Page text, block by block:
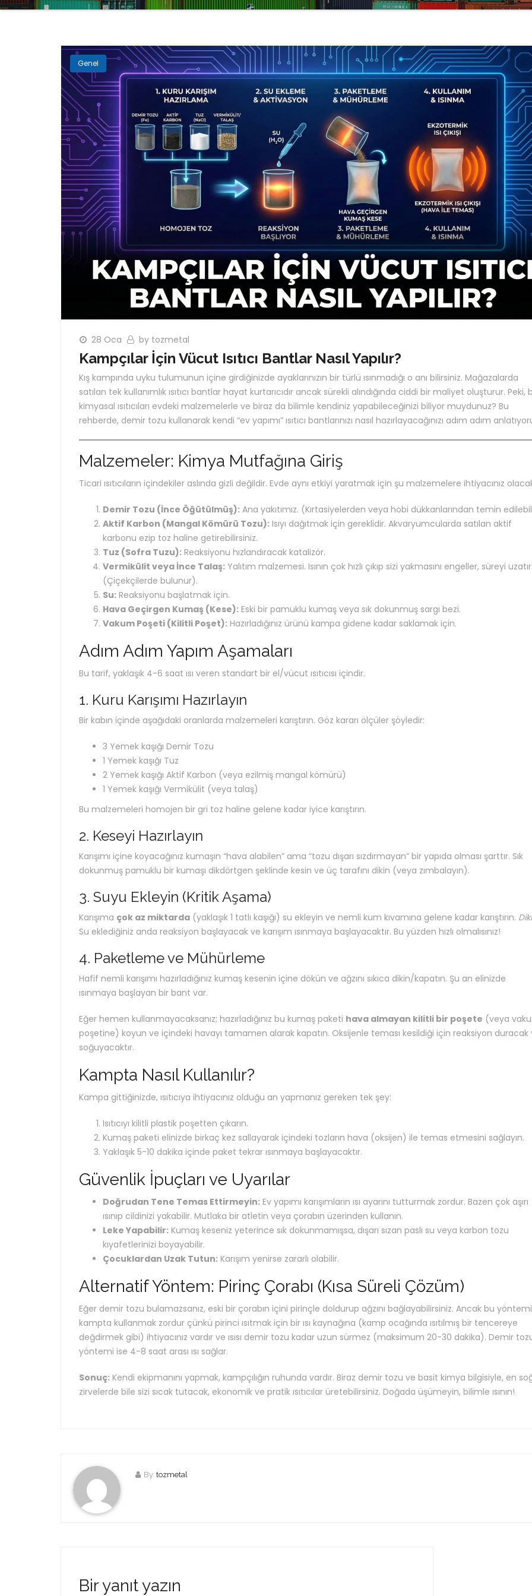
Genel
28 Oca by tozmetal
Kampçılar İçin Vücut Isıtıcı Bantlar Nasıl Yapılır?
Kış kampında uyku tulumunun içine girdiğinizde ayaklarınızın bir türlü ısınmadığı o anı bilirsiniz. Mağazalarda
satılan tek kullanımlık ısıtıcı bantlar hayat kurtarıcıdır ancak sürekli alındığında ciddi bir maliyet oluşturur. Peki,
kimyasal ısıtıcıları evdeki malzemelerle ve biraz da bilimle kendiniz yapabileceğinizi biliyor muydunuz? Bu
rehberde, demir tozu kullanarak kendi “ev yapımı” ısıtıcı bantlarınızı nasıl hazırlayacağınızı adım adım
Malzemeler: Kimya Mutfağına Giriş
Ticari ısıtıcıların içindekiler aslında gizli değildir. Evde aynı etkiyi yaratmak için şu malzemelere ihtiyacınız
Demir Tozu (İnce Öğütülmüş): Ana yakıtımız. (Kırtasiyelerden veya hobi dükkanlarından temin
Aktif Karbon (Mangal Kömürü Tozu): Isıyı dağıtmak için gereklidir. Akvaryumcularda satılan aktif
karbonu ezip toz haline getirebilirsiniz.
Tuz (Sofra Tuzu): Reaksiyonu hızlandıracak katalizör.
Vermikülit veya İnce Talaş: Yalıtım malzemesi. Isının çok hızlı çıkıp sizi yakmasını engeller, süreyi uzatır.
(Çiçekçilerde bulunur).
Su: Reaksiyonu başlatmak için.
Hava Geçirgen Kumaş (Kese): Eski bir pamuklu kumaş veya sık dokunmuş sargı bezi.
Vakum Poşeti (Kilitli Poşet): Hazırladığınız ürünü kampa gidene kadar saklamak için.
Adım Adım Yapım Aşamaları
Bu tarif, yaklaşık 4-6 saat ısı veren standart bir el/vücut ısıtıcısı içindir.
1. Kuru Karışımı Hazırlayın
Bir kabın içinde aşağıdaki oranlarda malzemeleri karıştırın. Göz kararı ölçüler şöyledir:
3 Yemek kaşığı Demir Tozu
1 Yemek kaşığı Tuz
2 Yemek kaşığı Aktif Karbon (veya ezilmiş mangal kömürü)
1 Yemek kaşığı Vermikülit (veya talaş)
Bu malzemeleri homojen bir gri toz haline gelene kadar iyice karıştırın.
2. Keseyi Hazırlayın
Karışımı içine koyacağınız kumaşın “hava alabilen” ama “tozu dışarı sızdırmayan” bir yapıda olması şarttır. Sık
dokunmuş pamuklu bir kumaşı dikdörtgen şeklinde kesin ve üç tarafını dikin (veya zımbalayın).
3. Suyu Ekleyin (Kritik Aşama)
Karışıma çok az miktarda (yaklaşık 1 tatlı kaşığı) su ekleyin ve nemli kum kıvamına gelene kadar karıştırın.
Su eklediğiniz anda reaksiyon başlayacak ve karışım ısınmaya başlayacaktır. Bu yüzden hızlı olmalısınız!
4. Paketleme ve Mühürleme
Hafif nemli karışımı hazırladığınız kumaş kesenin içine dökün ve ağzını sıkıca dikin/kapatın. Şu an elinizde
ısınmaya başlayan bir bant var.
Eğer hemen kullanmayacaksanız; hazırladığınız bu kumaş paketi hava almayan kilitli bir poşete (veya
poşetine) koyun ve içindeki havayı tamamen alarak kapatın. Oksijenle teması kesildiği için reaksiyon duracak
soğuyacaktır.
Kampta Nasıl Kullanılır?
Kampa gittiğinizde, ısıtıcıya ihtiyacınız olduğu an yapmanız gereken tek şey:
Isıtıcıyı kilitli plastik poşetten çıkarın.
Kumaş paketi elinizde birkaç kez sallayarak içindeki tozların hava (oksijen) ile temas etmesini sağlayın.
Yaklaşık 5-10 dakika içinde paket tekrar ısınmaya başlayacaktır.
Güvenlik İpuçları ve Uyarılar
Doğrudan Tene Temas Ettirmeyin: Ev yapımı karışımların ısı ayarını tutturmak zordur. Bazen çok aşırı
ısınıp cildinizi yakabilir. Mutlaka bir atletin veya çorabın üzerinden kullanın.
Leke Yapabilir: Kumaş keseniz yeterince sık dokunmamışsa, dışarı sızan paslı su veya karbon tozu
kıyafetlerinizi boyayabilir.
Çocuklardan Uzak Tutun: Karışım yenirse zararlı olabilir.
Alternatif Yöntem: Pirinç Çorabı (Kısa Süreli Çözüm)
Eğer demir tozu bulamazsanız, eski bir çorabın içini pirinçle doldurup ağzını bağlayabilirsiniz. Ancak bu yöntemi
kampta kullanmak zordur çünkü pirinci ısıtmak için bir ısı kaynağına (kamp ocağında ısıtılmış bir tencereye
değdirmek gibi) ihtiyacınız vardır ve ısısı demir tozu kadar uzun sürmez (maksimum 20-30 dakika). Demir
yöntemi ise 4-8 saat arası ısı sağlar.
Sonuç: Kendi ekipmanını yapmak, kampçılığın ruhunda vardır. Biraz demir tozu ve basit kimya bilgisiyle, en
zirvelerde bile sizi sıcak tutacak, ekonomik ve pratik ısıtıcılar üretebilirsiniz. Doğada üşümeyin, bilimle ısının!
By tozmetal
Bir yanıt yazın